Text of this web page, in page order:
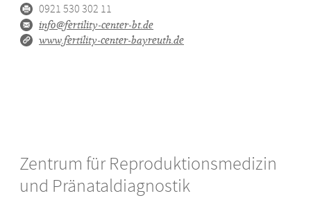
0921 530 302 11
info@fertility-center-bt.de
www.fertility-center-bayreuth.de
Zentrum für Reproduktionsmedizin
und Pränataldiagnostik